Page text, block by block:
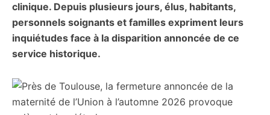
clinique. Depuis plusieurs jours, élus, habitants,
personnels soignants et familles expriment leurs
inquiétudes face à la disparition annoncée de ce
service historique.